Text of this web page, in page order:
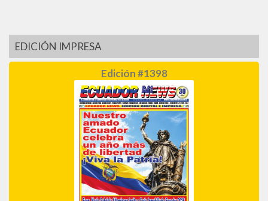
EDICIÓN IMPRESA
Edición #1398